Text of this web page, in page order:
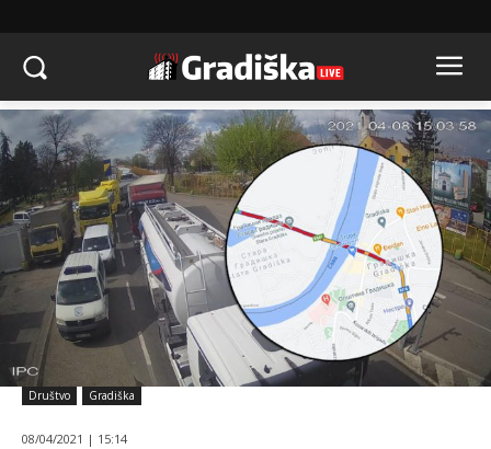
Društvo Gradiška
08/04/2021 | 15:14